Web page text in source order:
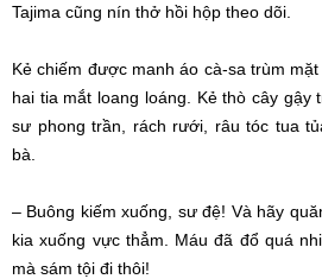
Tajima cũng nín thở hồi hộp theo dõi
Kẻ chiếm được manh áo cà-sa trùm
hai tia mắt loang loáng. Kẻ thò cây gậy
sư phong trần , rách rưới, râu tóc tua
bà
– Buông kiếm xuống, sư đệ! Và hãy
kia xuống vực thẳm . Máu đã đổ quá
mà sám tội đi thôi!